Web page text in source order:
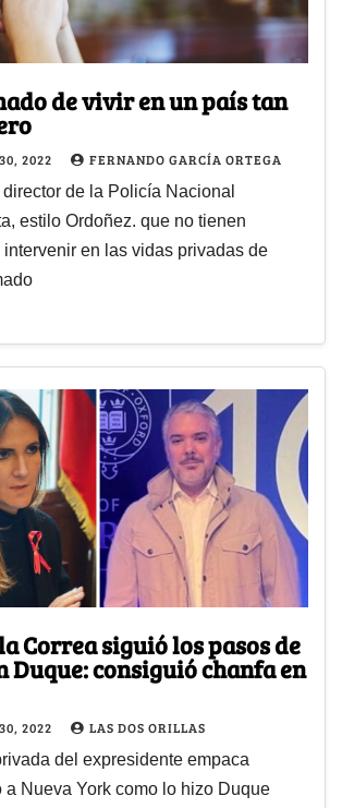
de vivir en un país tan
2022 FERNANDO GARCÍA ORTEGA
de la Policía Nacional
estilo Ordoñez. que no tienen
en las vidas privadas de
Correa siguió los pasos de
Duque: consiguió chanfa en
2022 LAS DOS ORILLAS
del expresidente empaca
a Nueva York como lo hizo Duque